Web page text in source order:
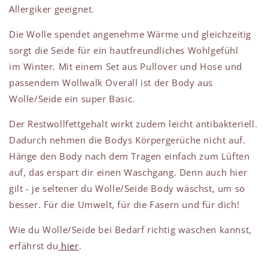
Allergiker geeignet.
Die Wolle spendet angenehme Wärme und gleichzeitig
sorgt die Seide für ein hautfreundliches Wohlgefühl
im Winter. Mit einem Set aus Pullover und Hose und
passendem Wollwalk Overall ist der Body aus
Wolle/Seide ein super Basic.
Der Restwollfettgehalt wirkt zudem leicht antibakteriell.
Dadurch nehmen die Bodys Körpergerüche nicht auf.
Hänge den Body nach dem Tragen einfach zum Lüften
auf, das erspart dir einen Waschgang. Denn auch hier
gilt - je seltener du Wolle/Seide Body wäschst, um so
besser. Für die Umwelt, für die Fasern und für dich!
Wie du Wolle/Seide bei Bedarf richtig waschen kannst,
erfährst du hier.